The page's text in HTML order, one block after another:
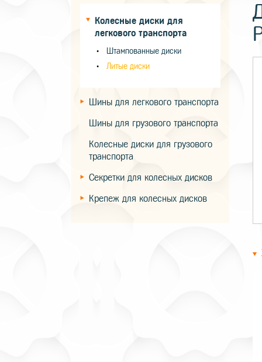
Колесные диски для
легкового транспорта
Штампованные диски
Литые диски
Шины для легкового транспорта
Шины для грузового транспорта
Колесные диски для грузового
транспорта
Секретки для колесных дисков
Крепеж для колесных дисков